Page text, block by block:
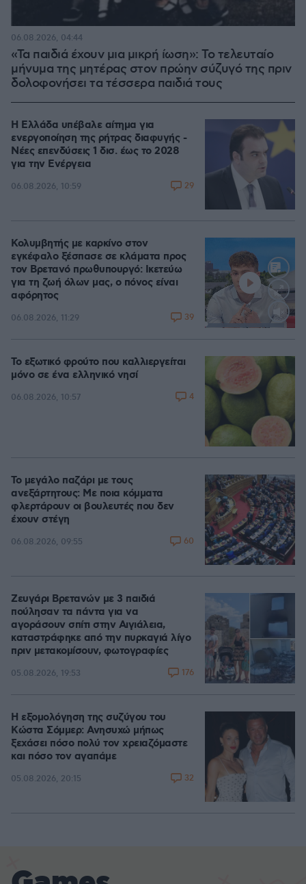
«Τα παιδιά έχουν μια μικρή ίωση»: Το τελευταίο
μήνυμα της μητέρας στον πρώην σύζυγό της πριν
δολοφονήσει τα τέσσερα παιδιά τους
06.08.2026, 04:44
Η Ελλάδα υπέβαλε αίτημα για
ενεργοποίηση της ρήτρας διαφυγής -
Νέες επενδύσεις 1 δισ. έως το 2028
για την Ενέργεια
06.08.2026, 10:59 29
Loaded
Κολυμβητής με καρκίνο στον
εγκέφαλο ξέσπασε σε κλάματα προς
τον Βρετανό πρωθυπουργό: Ικετεύω
για τη ζωή όλων μας, ο πόνος είναι
αφόρητος
06.08.2026, 11:29 39
Το εξωτικό φρούτο που καλλιεργείται
μόνο σε ένα ελληνικό νησί
06.08.2026, 10:57 4
Το μεγάλο παζάρι με τους
ανεξάρτητους: Με ποια κόμματα
φλερτάρουν οι βουλευτές που δεν
έχουν στέγη
06.08.2026, 09:55 60
Ζευγάρι Βρετανών με 3 παιδιά
πούλησαν τα πάντα για να
αγοράσουν σπίτι στην Αιγιάλεια,
καταστράφηκε από την πυρκαγιά λίγο
πριν μετακομίσουν, φωτογραφίες
05.08.2026, 19:53 176
Η εξομολόγηση της συζύγου του
Κώστα Σόμμερ: Ανησυχώ μήπως
ξεχάσει πόσο πολύ τον χρειαζόμαστε
και πόσο τον αγαπάμε
05.08.2026, 20:15 32